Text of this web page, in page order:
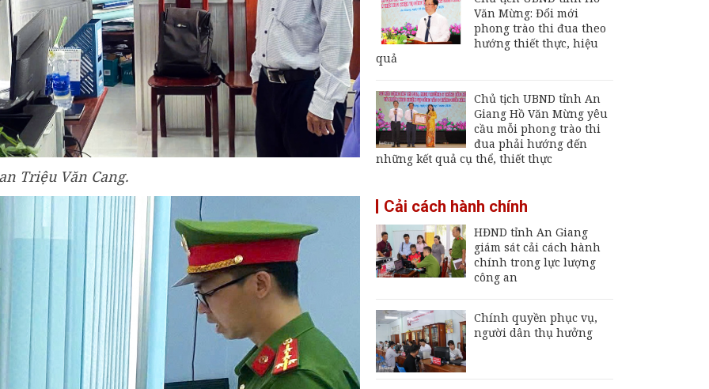
Triệu Văn Cang.
Quân sự tỉnh An
Giang
Thường trực UBND
An Thới hoạt động trở
lại
An Giang chốt hạn
vận hành nhà máy xử
lý rác Long Xuyên,
trễ sẽ thu hồi dự án
giảm mức cung cấp
An Giang từ ngày 8
đến 9/8/2026
Văn Mừng: Đổi mới
phong trào thi đua theo
hướng thiết thực, hiệu
quả
Chủ tịch UBND tỉnh An
Giang Hồ Văn Mừng yêu
cầu mỗi phong trào thi
đua phải hướng đến
những kết quả cụ thể, thiết thực
Cải cách hành chính
HĐND tỉnh An Giang
giám sát cải cách hành
chính trong lực lượng
công an
Chính quyền phục vụ,
người dân thụ hưởng